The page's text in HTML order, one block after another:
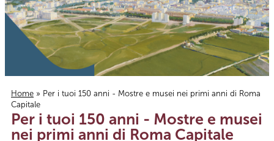
Tu sei qui
Home » Per i tuoi 150 anni - Mostre e musei nei primi anni di Roma
Capitale
Per i tuoi 150 anni - Mostre e musei
nei primi anni di Roma Capitale